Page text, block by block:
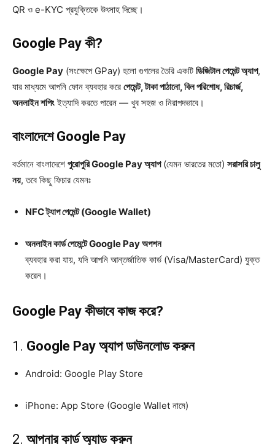
QR ও e-KYC প্রযুক্তিকে উৎসাহ দিচ্ছে।
Google Pay কী?
Google Pay (সংক্ষেপে GPay) হলো গুগলের তৈরি একটি ডিজিটাল পেমেন্ট অ্যাপ,
যার মাধ্যমে আপনি ফোন ব্যবহার করে পেমেন্ট, টাকা পাঠানো, বিল পরিশোধ, রিচার্জ,
অনলাইন শপিংইত্যাদি করতে পারেন — খুব সহজ ও নিরাপদভাবে।
বাংলাদেশে Google Pay
বর্তমানে বাংলাদেশে পুরোপুরি Google Pay অ্যাপ(যেমন ভারতের মতো) সরাসরি চালু
নয়, তবে কিছু ফিচার যেমনঃ
NFC ট্যাপ পেমেন্ট (Google Wallet)
অনলাইন কার্ড পেমেন্টে Google Pay অপশন
ব্যবহার করা যায়, যদি আপনি আন্তর্জাতিক কার্ড (Visa/MasterCard) যুক্ত
করেন।
Google Pay কীভাবে কাজ করে?
1. Google Pay অ্যাপ ডাউনলোড করুন
Android: Google Play Store
iPhone: App Store (Google Wallet নামে)
2. আপনার কার্ড অ্যাড করুন